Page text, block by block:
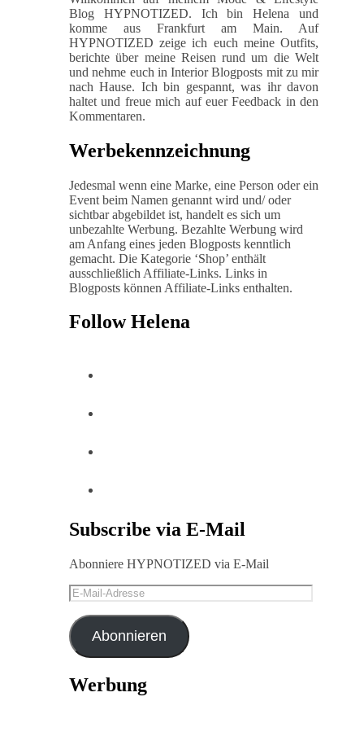
Blog HYPNOTIZED. Ich bin Helena und
komme aus Frankfurt am Main. Auf
HYPNOTIZED zeige ich euch meine Outfits,
berichte über meine Reisen rund um die Welt
und nehme euch in Interior Blogposts mit zu mir
nach Hause. Ich bin gespannt, was ihr davon
haltet und freue mich auf euer Feedback in den
Kommentaren.
Werbekennzeichnung
Jedesmal wenn eine Marke, eine Person oder ein
Event beim Namen genannt wird und/ oder
sichtbar abgebildet ist, handelt es sich um
unbezahlte Werbung. Bezahlte Werbung wird
am Anfang eines jeden Blogposts kenntlich
gemacht. Die Kategorie ‘Shop’ enthält
ausschließlich Affiliate-Links. Links in
Blogposts können Affiliate-Links enthalten.
Follow Helena
Subscribe via E-Mail
Abonniere HYPNOTIZED via E-Mail
E-
Mail-
Adresse
Abonnieren
Werbung